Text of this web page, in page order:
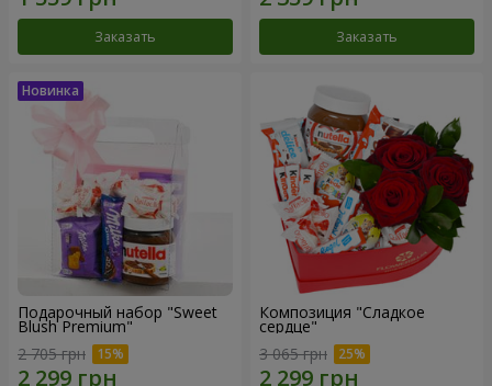
Заказать Заказать
Подарочный набор "Sweet
Blush Premium"
2 705 грн
Композиция "Сладкое
сердце"
3 065 грн